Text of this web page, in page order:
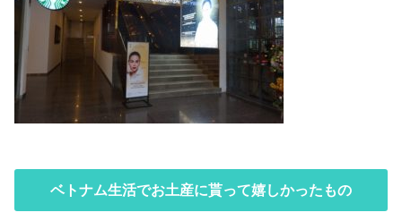
ベトナム生活でお土産に貰って嬉しかったもの